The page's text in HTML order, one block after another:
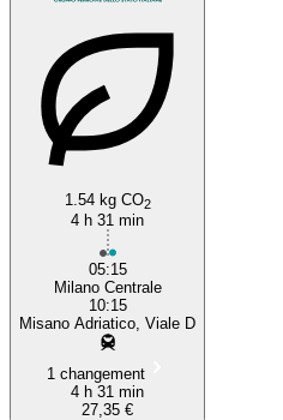
1.54 kg CO2
4 h 31 min
05:15
Milano Centrale
10:15
Misano Adriatico, Viale D
1 changement
4 h 31 min
27,35 €